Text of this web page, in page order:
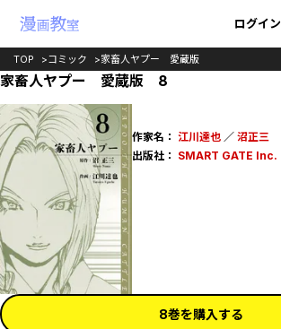
ログイン
TOP コミック 家畜人ヤプー 愛蔵版
家畜人ヤプー 愛蔵版 8
作家名： 江川達也／ 沼正三
出版社： SMART GATE Inc.
8巻を購入する